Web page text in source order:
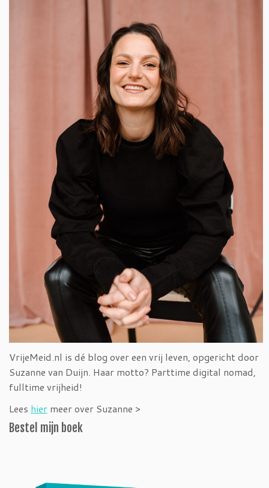
VrijeMeid.nl is dé blog over een vrij leven, opgericht door
Suzanne van Duijn. Haar motto? Parttime digital nomad,
fulltime vrijheid!
Lees hier meer over Suzanne >
Bestel mijn boek